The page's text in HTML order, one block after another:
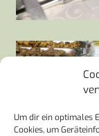
Um dir ein optimales
Cookies, um